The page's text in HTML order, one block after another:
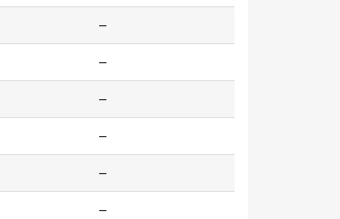
--
--
--
--
--
--